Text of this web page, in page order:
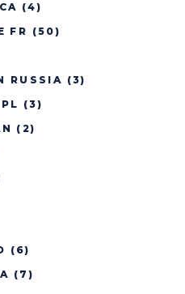
(4)
FR (50)
RUSSIA (3)
(3)
(2)
(6)
(7)